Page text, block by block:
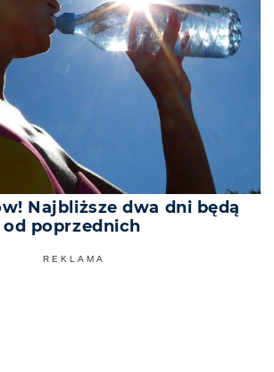
Najbliższe dwa dni będą
od poprzednich
REKLAMA